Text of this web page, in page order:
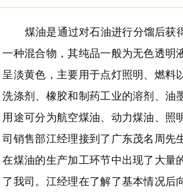
煤油是通过对石油进行分馏后获
一种混合物 ，其纯品一般为无色透明
呈淡黄色，主要用于点灯照明、燃料
洗涤剂、橡胶和制药工业的溶剂、油
用途可分为航空煤油、动力煤油、照
司销售部江经理接到了广东茂名周先
在煤油的生产加工环节中出现了大量
了我司。江经理在了解了基本情况后